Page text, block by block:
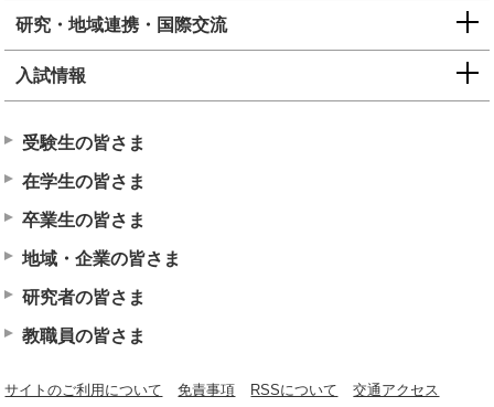
研究・地域連携・国際交流
入試情報
受験生の皆さま
在学生の皆さま
卒業生の皆さま
地域・企業の皆さま
研究者の皆さま
教職員の皆さま
サイトのご利用について 免責事項 RSSについて
交通アクセス